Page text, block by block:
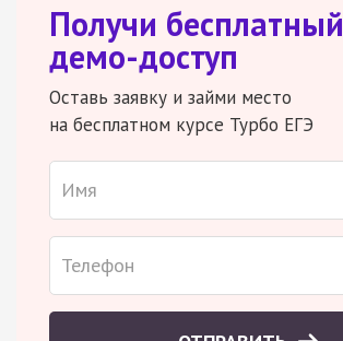
Получи бесплатный
демо-доступ
Оставь заявку и займи место
на бесплатном курсе Турбо ЕГЭ